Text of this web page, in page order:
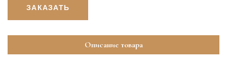
ЗАКАЗАТЬ
Описание товара